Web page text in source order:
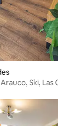
Ski, Las
s oznakom